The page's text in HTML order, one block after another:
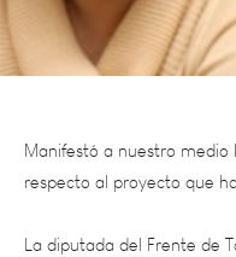
Manifestó a nuestro
respecto al proyecto que
La diputada del Frente de
la legisladora Laura